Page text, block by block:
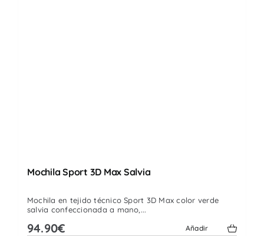
Mochila Sport 3D Max Salvia
Mochila en tejido técnico Sport 3D Max color verde
salvia confeccionada a mano,...
94.90€ Añadir